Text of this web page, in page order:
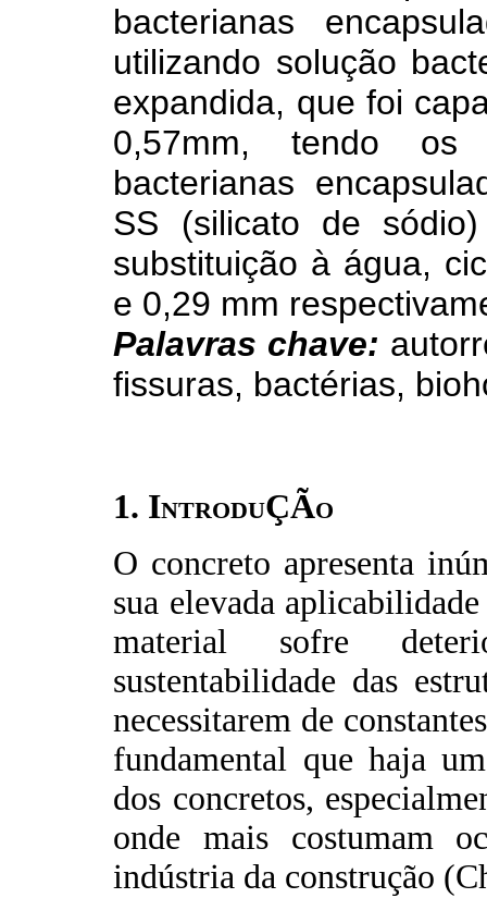
bacterianas
utilizando solução
expandida, que foi
0,57mm, tendo os
bacterianas
SS (silicato de
substituição à água,
e 0,29 mm
Palavras chave:
fissuras, bactérias,
1. IntroduÇÃo
O concreto apresenta
sua elevada
material sofre
sustentabilidade das
necessitarem de
fundamental que haja
dos concretos,
onde mais costumam
indústria da construção